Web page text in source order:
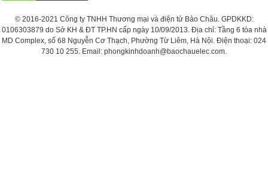
© 2016-2021 Công ty TNHH Thương mại và điện tử Bảo Châu. GPDKKD:
0106303879 do Sở KH & ĐT TP.HN cấp ngày 10/09/2013. Địa chỉ: Tầng 6 tòa nhà
MD Complex, số 68 Nguyễn Cơ Thạch, Phường Từ Liêm, Hà Nội. Điện thoại: 024
730 10 255. Email: phongkinhdoanh@baochauelec.com.